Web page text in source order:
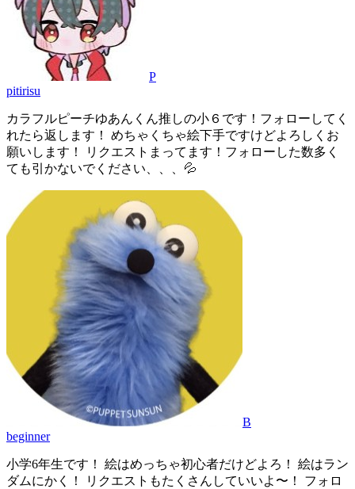
P
pitirisu
カラフルピーチゆあんくん推しの小６です！フォローしてく
れたら返します！ めちゃくちゃ絵下手ですけどよろしくお
願いします！ リクエストまってます！フォローした数多く
ても引かないでください、、、💦
B
beginner
小学6年生です！ 絵はめっちゃ初心者だけどよろ！ 絵はラン
ダムにかく！ リクエストもたくさんしていいよ〜！ フォロ